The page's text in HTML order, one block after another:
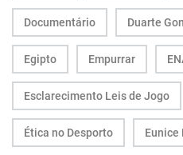
Documentário Duarte
Egipto Empurrar
Esclarecimento Leis de Jogo
Ética no Desporto Eunice